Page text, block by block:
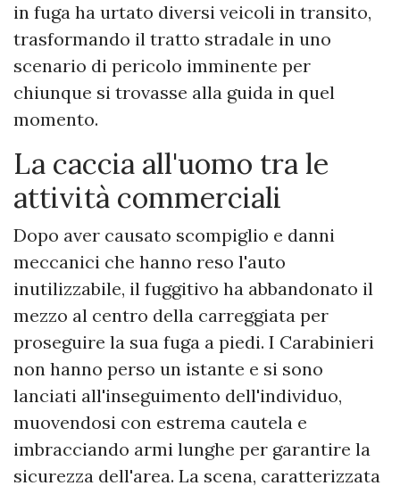
in fuga ha urtato diversi veicoli in transito,
trasformando il tratto stradale in uno
scenario di pericolo imminente per
chiunque si trovasse alla guida in quel
momento.
La caccia all'uomo tra le
attività commerciali
Dopo aver causato scompiglio e danni
meccanici che hanno reso l'auto
inutilizzabile, il fuggitivo ha abbandonato il
mezzo al centro della carreggiata per
proseguire la sua fuga a piedi. I Carabinieri
non hanno perso un istante e si sono
lanciati all'inseguimento dell'individuo,
muovendosi con estrema cautela e
imbracciando armi lunghe per garantire la
sicurezza dell'area. La scena, caratterizzata